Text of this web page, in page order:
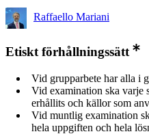
Raffaello Mariani
Etiskt förhållningssätt
Vid grupparbete har alla i
Vid examination ska varje
erhållits och källor som
Vid muntlig examination
hela uppgiften och hela